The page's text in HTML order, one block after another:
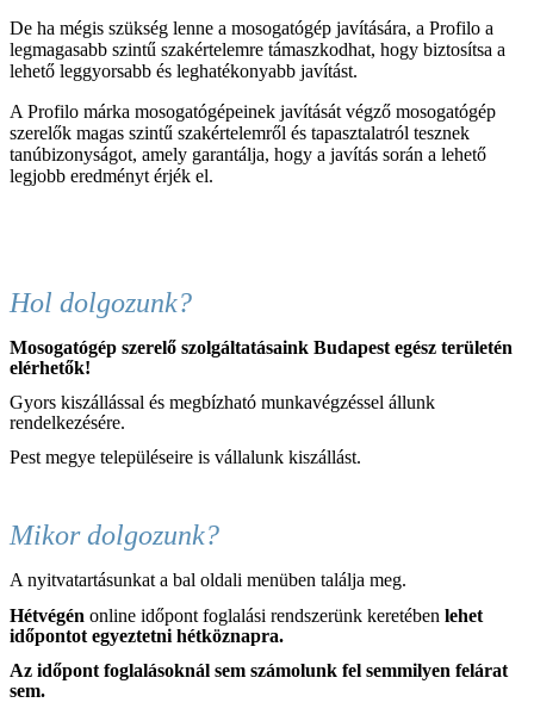
De ha mégis szükség lenne a mosogatógép javítására, a Profilo a
legmagasabb szintű szakértelemre támaszkodhat, hogy biztosítsa a
lehető leggyorsabb és leghatékonyabb javítást.
A Profilo márka mosogatógépeinek javítását végző mosogatógép
szerelők magas szintű szakértelemről és tapasztalatról tesznek
tanúbizonyságot, amely garantálja, hogy a javítás során a lehető
legjobb eredményt érjék el.
Hol dolgozunk?
Mosogatógép szerelő szolgáltatásaink Budapest egész területén
elérhetők!
Gyors kiszállással és megbízható munkavégzéssel állunk
rendelkezésére.
Pest megye településeire is vállalunk kiszállást.
Mikor dolgozunk?
A nyitvatartásunkat a bal oldali menüben találja meg.
Hétvégén online időpont foglalási rendszerünk keretében lehet
időpontot egyeztetni hétköznapra.
Az időpont foglalásoknál sem számolunk fel semmilyen felárat
sem.